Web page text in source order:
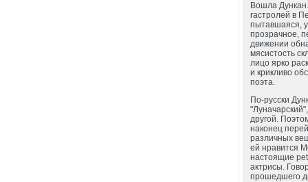
Вошла
гастролей в
пытавшаяся,
прозрачное,
движении
мясистость
лицо ярко
и крикливо
поэта.
По-русски
другой.
наконец
различных
ей нравится
настоящие
актрисы.
прошедшего